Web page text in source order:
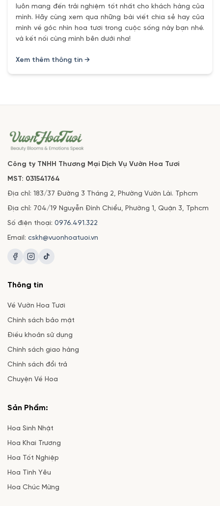
luôn mang đến trải nghiệm tốt nhất cho khách hàng của
mình. Hãy cùng xem qua những bài viết chia sẻ hay của
mình về góc nhìn hoa tươi trong cuộc sống này bạn nhé.
và kết nối cùng mình bên dưới nha!
Xem thêm thông tin →
Công ty TNHH Thương Mại Dịch Vụ Vườn Hoa Tươi
MST: 031541764
Địa chỉ: 183/37 Đường 3 Tháng 2, Phường Vườn Lài. Tphcm
Địa chỉ: 704/19 Nguyễn Đình Chiểu, Phường 1, Quận 3, Tphcm
Số điện thoại: 0976.491.322
Email: cskh@vuonhoatuoi.vn
Thông tin
Về Vườn Hoa Tươi
Chính sách bảo mật
Điều khoản sử dụng
Chính sách giao hàng
Chính sách đổi trả
Chuyện Về Hoa
Sản Phẩm:
Hoa Sinh Nhật
Hoa Khai Trương
Hoa Tốt Nghiệp
Hoa Tình Yêu
Hoa Chúc Mừng